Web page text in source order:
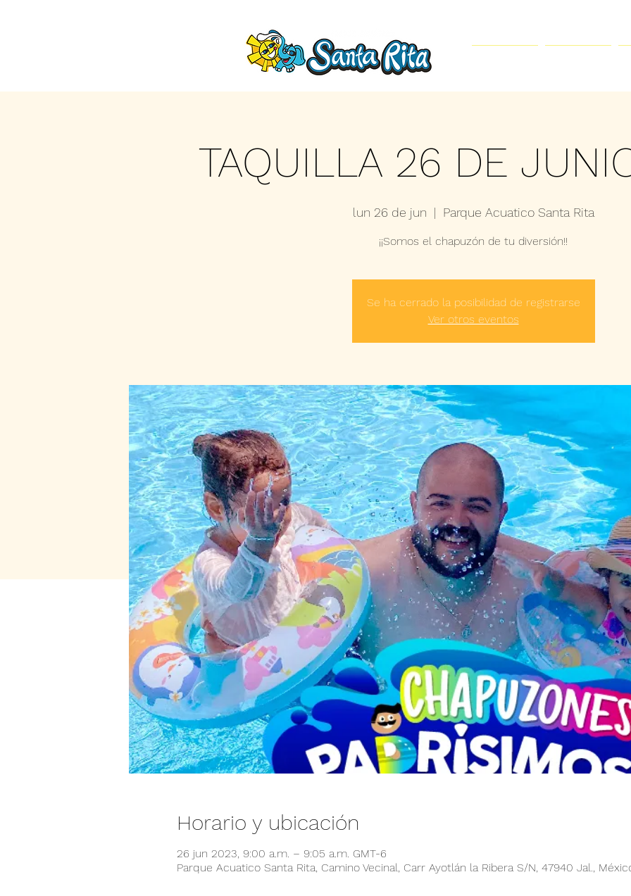
TAQUILLA 26 DE
lun 26 de jun
  |
Parque Acuatico Santa Rita
¡¡Somos el chapuzón de tu diversión!!
Se ha cerrado la posibilidad de registrarse
Ver otros eventos
Horario y ubicación
26 jun 2023, 9:00 a.m. – 9:05 a.m. GMT-6
Parque Acuatico Santa Rita, Camino Vecinal, Carr Ayotlán la Ribera S/N, 47940 Jal.,